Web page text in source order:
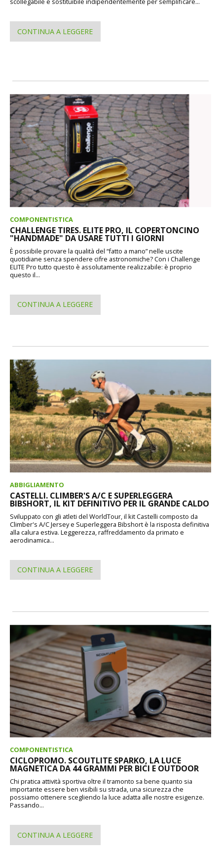
CONTINUA A LEGGERE
COMPONENTISTICA
CHALLENGE TIRES. ELITE PRO, IL COPERTONCINO
"HANDMADE" DA USARE TUTTI I GIORNI
È possibile provare la qualità del “fatto a mano” nelle uscite
quotidiane senza spendere cifre astronomiche? Con i Challenge
ELITE Pro tutto questo è assolutamente realizzabile: è proprio
questo il...
CONTINUA A LEGGERE
ABBIGLIAMENTO
CASTELLI. CLIMBER'S A/C E SUPERLEGGERA
BIBSHORT, IL KIT DEFINITIVO PER IL GRANDE CALDO
Sviluppato con gli atleti del WorldTour, il kit Castelli composto da
Climber's A/C Jersey e Superleggera Bibshort è la risposta definitiva
alla calura estiva. Leggerezza, raffreddamento da primato e
aerodinamica...
CONTINUA A LEGGERE
COMPONENTISTICA
CICLOPROMO. SCOUTLITE SPARKO, LA LUCE
MAGNETICA DA 44 GRAMMI PER BICI E OUTDOOR
Chi pratica attività sportiva oltre il tramonto sa bene quanto sia
importante essere ben visibili su strada, una sicurezza che
possiamo ottenere scegliendo la luce adatta alle nostre esigenze.
Passando...
CONTINUA A LEGGERE